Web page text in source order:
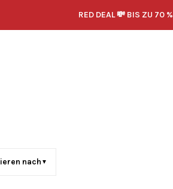
RED DEAL 💸 BIS ZU 70 %
nach ▼